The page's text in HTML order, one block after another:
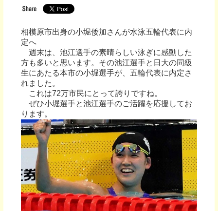
相模原市出身の小堀倭加さんが水泳五輪代表に内
定へ
週末は、池江選手の素晴らしい泳ぎに感動した
方も多いと思います。その池江選手と日大の同級
生にあたる本市の小堀選手が、五輪代表に内定さ
れました。
これは72万市民にとって誇りですね。
ぜひ小堀選手と池江選手のご活躍を応援してお
ります。